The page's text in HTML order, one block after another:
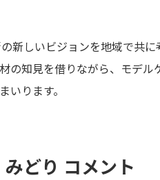
新しいビジョンを地域で共
の知見を借りながら、モデル
ります。
どり コメント